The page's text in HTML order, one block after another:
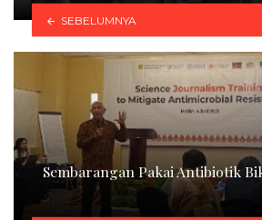
SEBELUMNYA
Sembarangan Pakai Antibiotik